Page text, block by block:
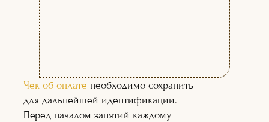
(02)
(03)
Чек об оплате необходимо сохранить
для дальнейшей идентификации.
Перед началом занятий каждому